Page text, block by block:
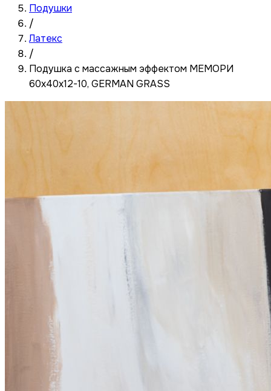
Подушки
/
Латекс
/
Подушка с массажным эффектом МЕМОРИ
60x40x12-10, GERMAN GRASS